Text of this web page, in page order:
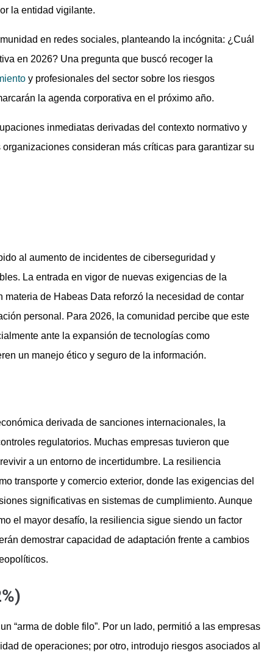
la entidad vigilante.
en redes sociales, planteando la incógnita: ¿Cuál
en 2026? Una pregunta que buscó recoger la
y profesionales del sector sobre los riesgos
la agenda corporativa en el próximo año.
inmediatas derivadas del contexto normativo y
consideran más críticas para garantizar su
al aumento de incidentes de ciberseguridad y
La entrada en vigor de nuevas exigencias de la
de Habeas Data reforzó la necesidad de contar
personal. Para 2026, la comunidad percibe que este
ante la expansión de tecnologías como
un manejo ético y seguro de la información.
derivada de sanciones internacionales, la
regulatorios. Muchas empresas tuvieron que
a un entorno de incertidumbre. La resiliencia
transporte y comercio exterior, donde las exigencias del
significativas en sistemas de cumplimiento. Aunque
el mayor desafío, la resiliencia sigue siendo un factor
demostrar capacidad de adaptación frente a cambios
“arma de doble filo”. Por un lado, permitió a las empresas
de operaciones; por otro, introdujo riesgos asociados al